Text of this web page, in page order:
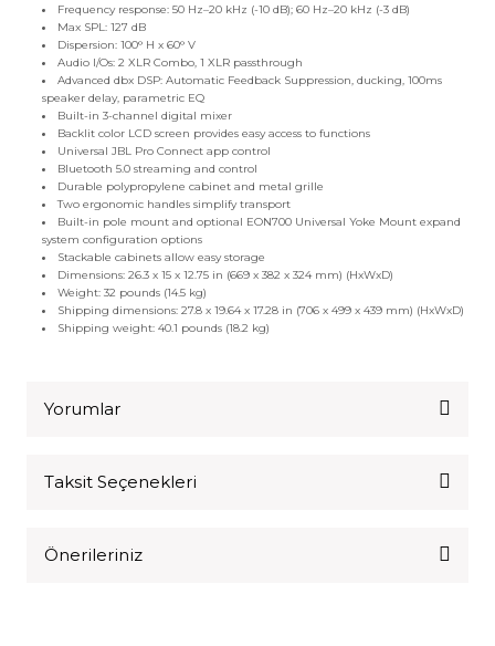
Frequency response: 50 Hz–20 kHz (-10 dB); 60 Hz–20 kHz (-3 dB)
Max SPL: 127 dB
Dispersion: 100° H x 60° V
Audio I/Os: 2 XLR Combo, 1 XLR passthrough
Advanced dbx DSP: Automatic Feedback Suppression, ducking, 100ms
speaker delay, parametric EQ
Built-in 3-channel digital mixer
Backlit color LCD screen provides easy access to functions
Universal JBL Pro Connect app control
Bluetooth 5.0 streaming and control
Durable polypropylene cabinet and metal grille
Two ergonomic handles simplify transport
Built-in pole mount and optional EON700 Universal Yoke Mount expand
system configuration options
Stackable cabinets allow easy storage
Dimensions: 26.3 x 15 x 12.75 in (669 x 382 x 324 mm) (HxWxD)
Weight: 32 pounds (14.5 kg)
Shipping dimensions: 27.8 x 19.64 x 17.28 in (706 x 499 x 439 mm) (HxWxD)
Shipping weight: 40.1 pounds (18.2 kg)
Yorumlar
Taksit Seçenekleri
Önerileriniz